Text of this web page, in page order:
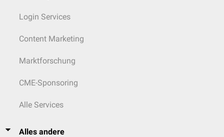
Login Services
Content Marketing
Marktforschung
CME-Sponsoring
Alle Services
Alles andere